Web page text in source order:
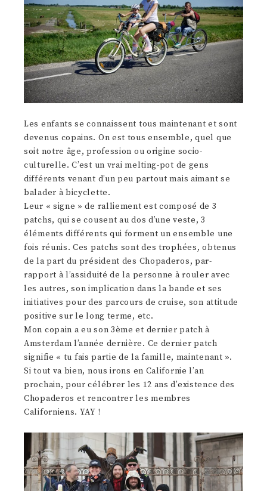
Les enfants se connaissent tous maintenant et sont
devenus copains. On est tous ensemble, quel que
soit notre âge, profession ou origine socio-
culturelle. C’est un vrai melting-pot de gens
différents venant d’un peu partout mais aimant se
balader à bicyclette.
Leur « signe » de ralliement est composé de 3
patchs, qui se cousent au dos d’une veste, 3
éléments différents qui forment un ensemble une
fois réunis. Ces patchs sont des trophées, obtenus
de la part du président des Chopaderos, par-
rapport à l’assiduité de la personne à rouler avec
les autres, son implication dans la bande et ses
initiatives pour des parcours de cruise, son attitude
positive sur le long terme, etc.
Mon copain a eu son 3ème et dernier patch à
Amsterdam l’année dernière. Ce dernier patch
signifie « tu fais partie de la famille, maintenant ».
Si tout va bien, nous irons en Californie l’an
prochain, pour célébrer les 12 ans d’existence des
Chopaderos et rencontrer les membres
Californiens. YAY !